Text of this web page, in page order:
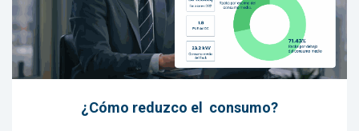
¿Cómo reduzco el consumo?